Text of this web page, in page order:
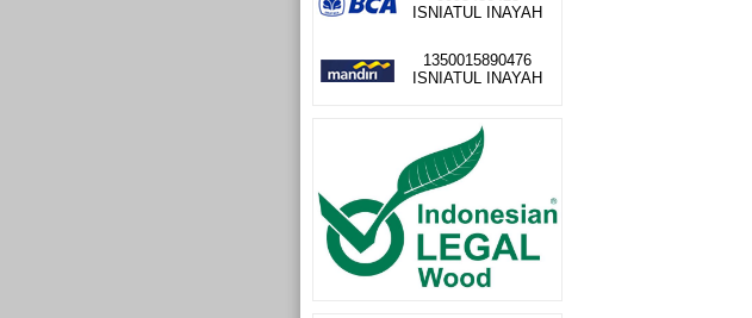
ISNIATUL INAYAH
1350015890476
ISNIATUL INAYAH